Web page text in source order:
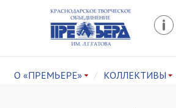
О «ПРЕМЬЕРЕ» КОЛЛЕКТИВЫ